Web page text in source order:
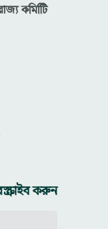
কমিটিি
করুন